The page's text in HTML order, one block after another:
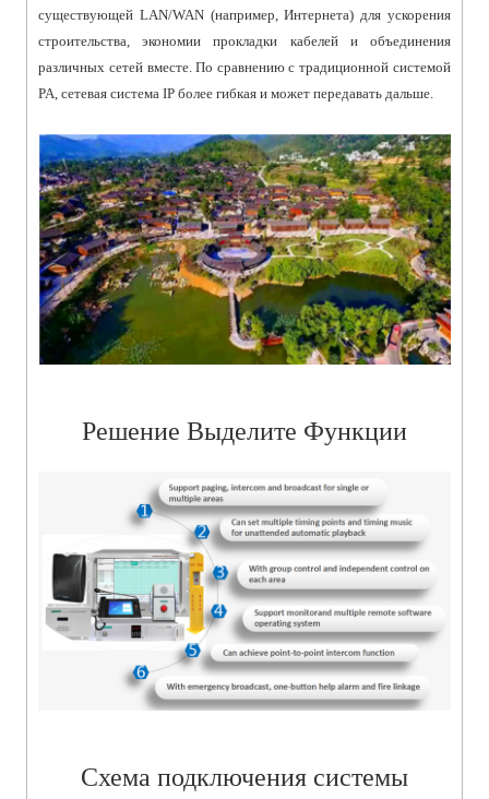
существующей LAN/WAN (например, Интернета) для ускорения
строительства, экономии прокладки кабелей и объединения
различных сетей вместе. По сравнению с традиционной системой
PA, сетевая система IP более гибкая и может передавать дальше.
Решение Выделите Функции
Схема подключения системы